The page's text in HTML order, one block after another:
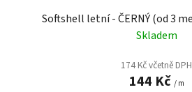
Softshell letní - ČERNÝ (od 3
Skladem
174 Kč včetně DPH
144 Kč / m